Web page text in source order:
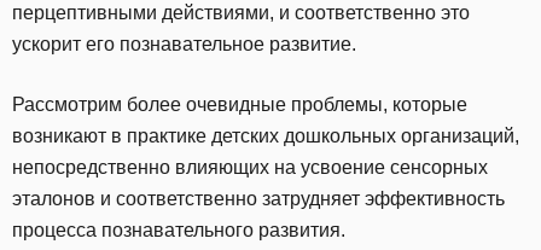
перцептивными действиями, и соответственно это
ускорит его познавательное развитие.
Рассмотрим более очевидные проблемы, которые
возникают в практике детских дошкольных организаций,
непосредственно влияющих на усвоение сенсорных
эталонов и соответственно затрудняет эффективность
процесса познавательного развития.